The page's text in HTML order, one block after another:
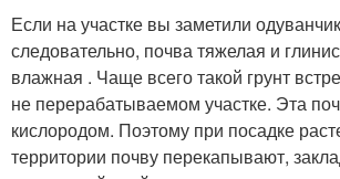
Если на участке вы заметили
следовательно, почва тяжелая и
влажная . Чаще всего такой грунт
не перерабатываемом участке. Эта
кислородом. Поэтому при посадке
территории почву перекапывают,